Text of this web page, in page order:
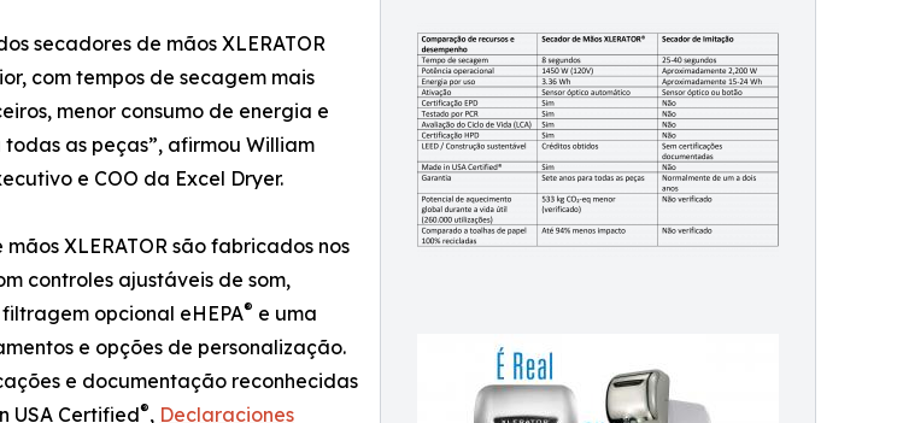
secadores de mãos XLERATOR
com tempos de secagem mais
menor consumo de energia e
as peças”, afirmou William
e COO da Excel Dryer.
XLERATOR são fabricados nos
controles ajustáveis de som,
opcional eHEPA® e uma
e opções de personalização.
e documentação reconhecidas
USA Certified®, Declaraciones